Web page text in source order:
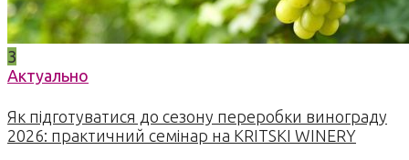
3
Актуально
Як підготуватися до сезону переробки винограду
2026: практичний семінар на KRITSKI WINERY